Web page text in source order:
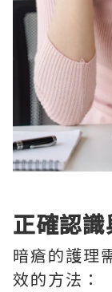
正確認
暗瘡的護理
效的方法：